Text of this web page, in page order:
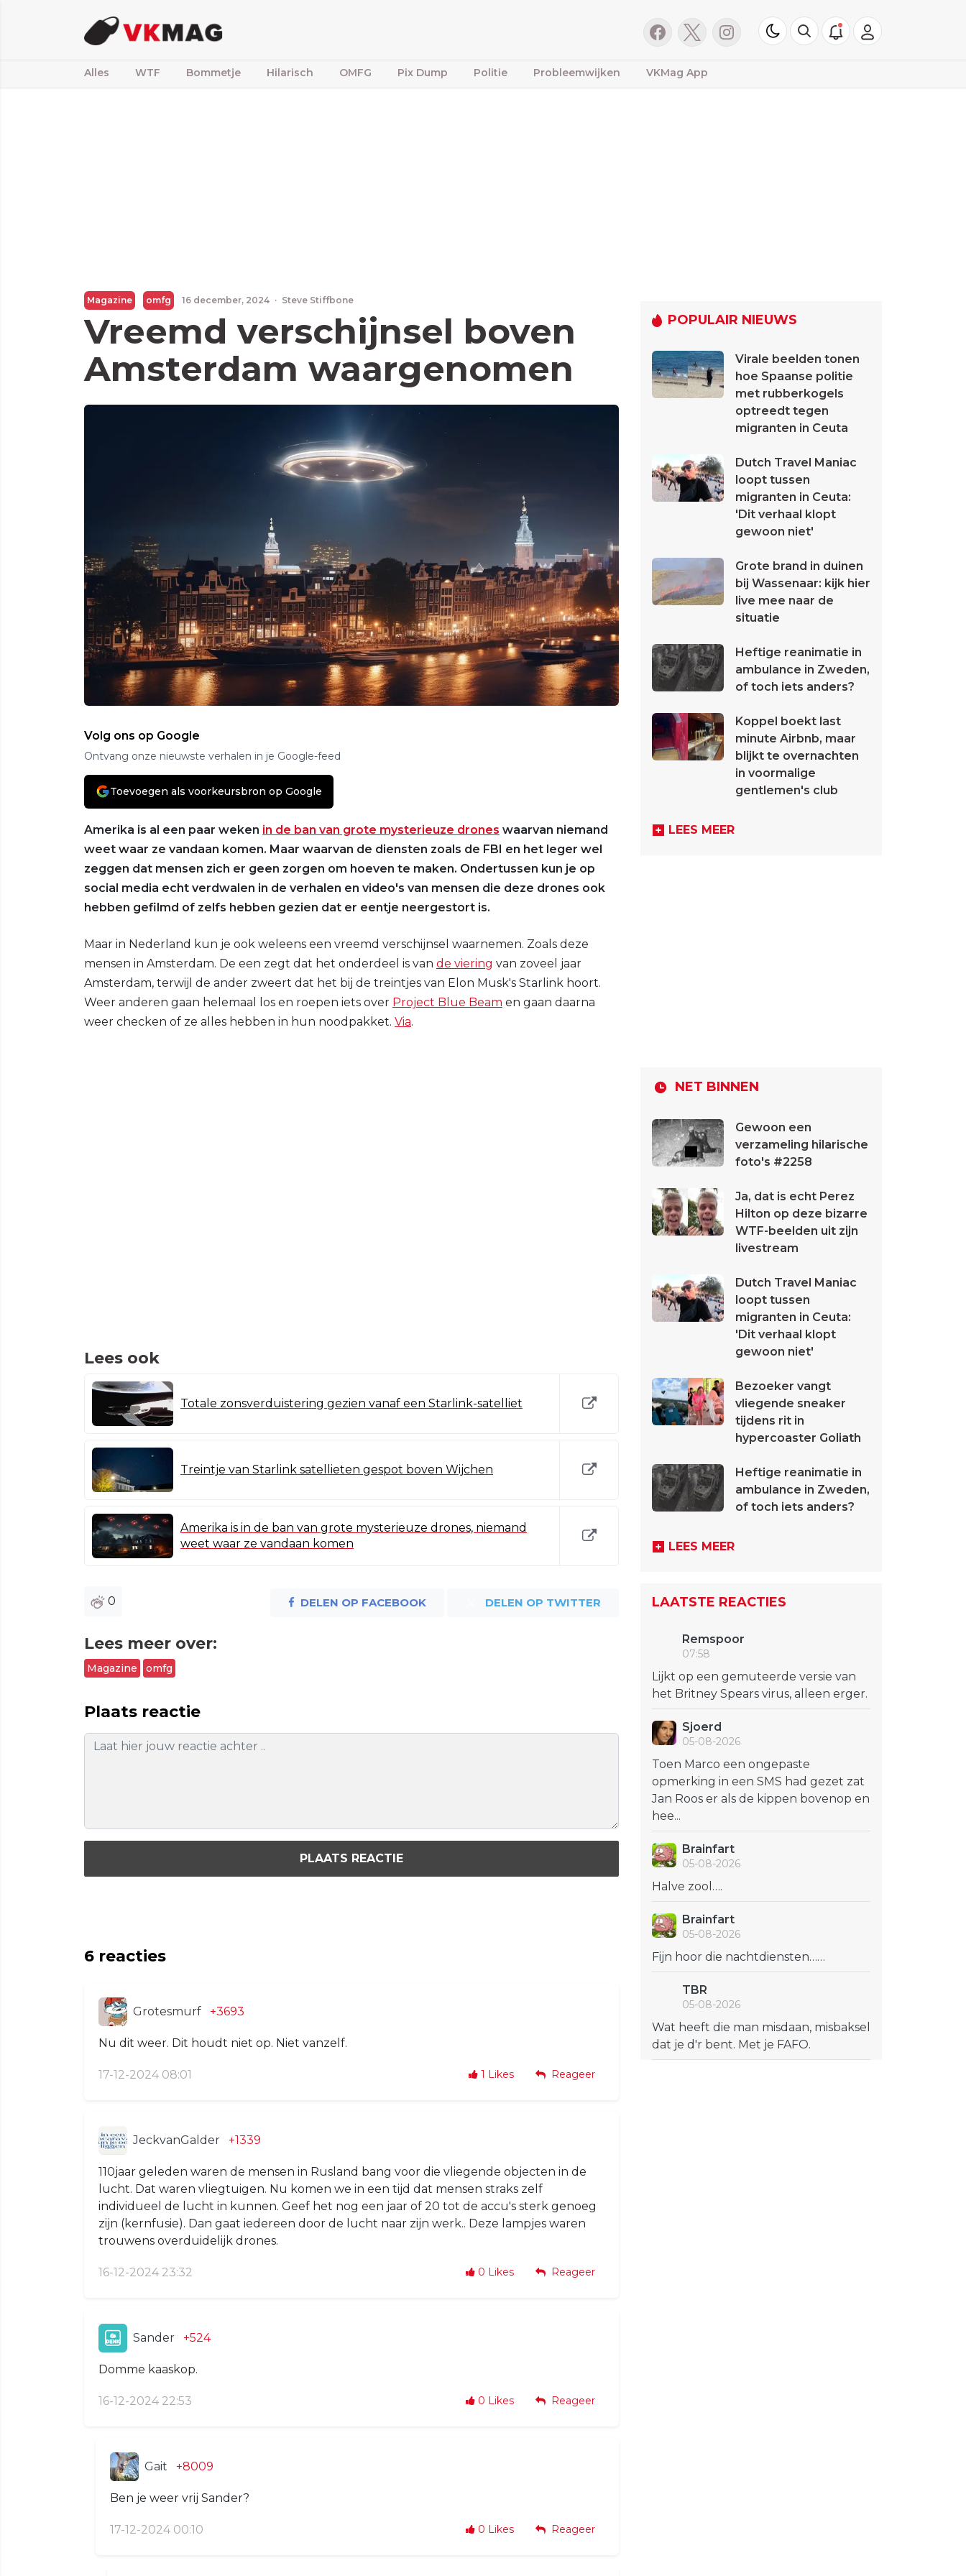
Alles WTF Bommetje Hilarisch OMFG Pix Dump Politie Probleemwijken VKMag App
Magazine omfg 16 december, 2024 · Steve Stiffbone
Vreemd verschijnsel boven
Amsterdam waargenomen
Volg ons op Google
Ontvang onze nieuwste verhalen in je Google-feed
Toevoegen als voorkeursbron op Google
Amerika is al een paar weken in de ban van grote mysterieuze drones waarvan niemand
weet waar ze vandaan komen. Maar waarvan de diensten zoals de FBI en het leger wel
zeggen dat mensen zich er geen zorgen om hoeven te maken. Ondertussen kun je op
social media echt verdwalen in de verhalen en video's van mensen die deze drones ook
hebben gefilmd of zelfs hebben gezien dat er eentje neergestort is.
Maar in Nederland kun je ook weleens een vreemd verschijnsel waarnemen. Zoals deze
mensen in Amsterdam. De een zegt dat het onderdeel is van de viering van zoveel jaar
Amsterdam, terwijl de ander zweert dat het bij de treintjes van Elon Musk's Starlink hoort.
Weer anderen gaan helemaal los en roepen iets over Project Blue Beam en gaan daarna
weer checken of ze alles hebben in hun noodpakket. Via.
Lees ook
Totale zonsverduistering gezien vanaf een Starlink-satelliet
Treintje van Starlink satellieten gespot boven Wijchen
Amerika is in de ban van grote mysterieuze drones, niemand
weet waar ze vandaan komen
0 DELEN OP FACEBOOK DELEN OP TWITTER
Lees meer over:
Magazine omfg
Plaats reactie
PLAATS REACTIE
6 reacties
Grotesmurf +3693
Nu dit weer. Dit houdt niet op. Niet vanzelf.
17-12-2024 08:01 1 Likes Reageer
JeckvanGalder +1339
110jaar geleden waren de mensen in Rusland bang voor die vliegende objecten in de
lucht. Dat waren vliegtuigen. Nu komen we in een tijd dat mensen straks zelf
individueel de lucht in kunnen. Geef het nog een jaar of 20 tot de accu's sterk genoeg
zijn (kernfusie). Dan gaat iedereen door de lucht naar zijn werk.. Deze lampjes waren
trouwens overduidelijk drones.
16-12-2024 23:32 0 Likes Reageer
Sander +524
Domme kaaskop.
16-12-2024 22:53 0 Likes Reageer
Gait +8009
Ben je weer vrij Sander?
17-12-2024 00:10 0 Likes Reageer
POPULAIR NIEUWS
Virale beelden tonen
hoe Spaanse politie
met rubberkogels
optreedt tegen
migranten in Ceuta
Dutch Travel Maniac
loopt tussen
migranten in Ceuta:
'Dit verhaal klopt
gewoon niet'
Grote brand in duinen
bij Wassenaar: kijk hier
live mee naar de
situatie
Heftige reanimatie in
ambulance in Zweden,
of toch iets anders?
Koppel boekt last
minute Airbnb, maar
blijkt te overnachten
in voormalige
gentlemen's club
LEES MEER
NET BINNEN
Gewoon een
verzameling hilarische
foto's #2258
Ja, dat is echt Perez
Hilton op deze bizarre
WTF-beelden uit zijn
livestream
Dutch Travel Maniac
loopt tussen
migranten in Ceuta:
'Dit verhaal klopt
gewoon niet'
Bezoeker vangt
vliegende sneaker
tijdens rit in
hypercoaster Goliath
Heftige reanimatie in
ambulance in Zweden,
of toch iets anders?
LEES MEER
LAATSTE REACTIES
Remspoor
07:58
Lijkt op een gemuteerde versie van
het Britney Spears virus, alleen erger.
Sjoerd
05-08-2026
Toen Marco een ongepaste
opmerking in een SMS had gezet zat
Jan Roos er als de kippen bovenop en
hee...
Brainfart
05-08-2026
Halve zool….
Brainfart
05-08-2026
Fijn hoor die nachtdiensten……
TBR
05-08-2026
Wat heeft die man misdaan, misbaksel
dat je d'r bent. Met je FAFO.